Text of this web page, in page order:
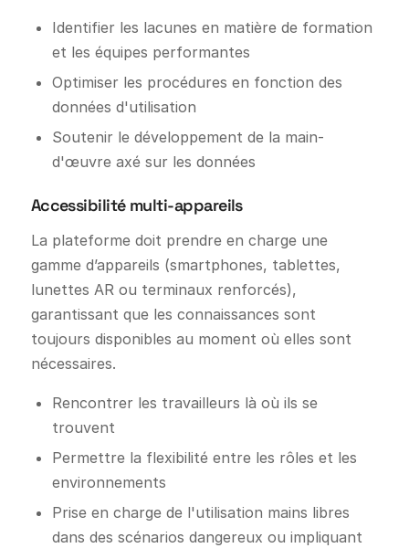
Identifier les lacunes en matière de formation
et les équipes performantes
Optimiser les procédures en fonction des
données d'utilisation
Soutenir le développement de la main-
d'œuvre axé sur les données
Accessibilité multi-appareils
La plateforme doit prendre en charge une
gamme d’appareils (smartphones, tablettes,
lunettes AR ou terminaux renforcés),
garantissant que les connaissances sont
toujours disponibles au moment où elles sont
nécessaires.
Rencontrer les travailleurs là où ils se
trouvent
Permettre la flexibilité entre les rôles et les
environnements
Prise en charge de l'utilisation mains libres
dans des scénarios dangereux ou impliquant